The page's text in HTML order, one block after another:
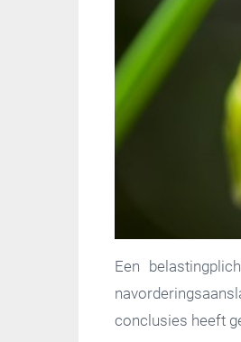
Een
conclusies heeft